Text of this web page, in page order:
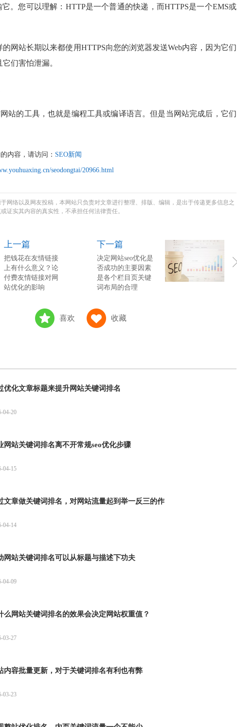
它。您可以理解：HTTP是一个普通的快递，而HTTPS是一个EMS或
的网站长期以来都使用HTTPS向您的浏览器发送Web内容，因为它们
们害怕泄漏。
网站的工具，也就是编程工具或编译语言。但是当网站完成后，它们
内容，请访问： SEO新闻
seodongtai/20966.html
网络以及网友投稿，本网站只负责对文章进行整理、排版、编辑，是出于传递更多信息之
证实其内容的真实性，不承担任何法律责任。
上一篇
把钱花在友情链接
上有什么意义？论
付费友情链接对网
站优化的影响
下一篇
决定网站seo优化是
否成功的主要因素
是各个栏目页关键
词布局的合理
喜欢 收藏
优化文章标题来提升网站关键词排名
04-20
网站关键词排名离不开常规seo优化步骤
04-15
文章做关键词排名，对网站流量起到举一反三的作
04-14
网站关键词排名可以从标题与描述下功夫
04-09
么网站关键词排名的效果会决定网站权重值？
03-27
内容批量更新，对于关键词排名有利也有弊
03-23